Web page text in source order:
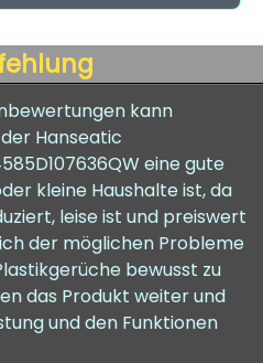
kann
Hanseatic
eine gute
kleine Haushalte ist, da
leise ist und preiswert
der möglichen Probleme
bewusst zu
das Produkt weiter und
und den Funktionen